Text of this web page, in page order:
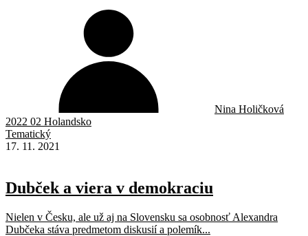
Nina Holičková
2022 02 Holandsko
Tematický
17. 11. 2021
Dubček a viera v demokraciu
Nielen v Česku, ale už aj na Slovensku sa osobnosť Alexandra
Dubčeka stáva predmetom diskusií a polemík...